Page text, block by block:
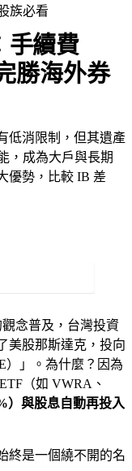
族必看
手續費
勝海外券
低消限制，但其遺產
，成為大戶與長期
優勢，比較 IB 差
念普及，台灣投資
美股那斯達克，投向
）」。為什麼？因為
（如 VWRA、
與股息自動再投入
終是一個繞不開的名